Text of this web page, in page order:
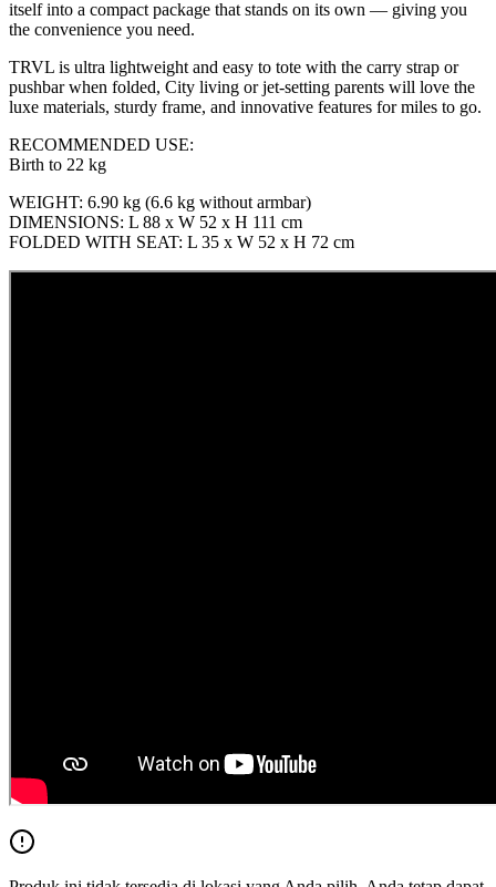
itself into a compact package that stands on its own — giving you
the convenience you need.
TRVL is ultra lightweight and easy to tote with the carry strap or
pushbar when folded, City living or jet-setting parents will love the
luxe materials, sturdy frame, and innovative features for miles to go.
RECOMMENDED USE:
Birth to 22 kg
WEIGHT: 6.90 kg (6.6 kg without armbar)
DIMENSIONS: L 88 x W 52 x H 111 cm
FOLDED WITH SEAT: L 35 x W 52 x H 72 cm